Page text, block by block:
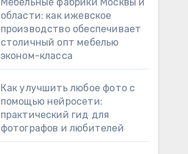
области: как ижевское
производство обеспечивает
столичный опт мебелью
эконом-класса
Как улучшить любое фото с
помощью нейросети:
практический гид для
фотографов и любителей